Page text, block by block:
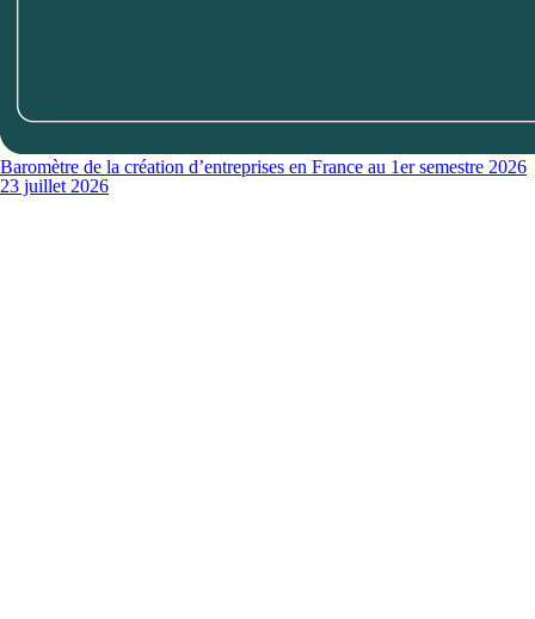
Baromètre de la création d’entreprises en France au 1er semestre 2026
23 juillet 2026